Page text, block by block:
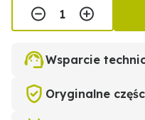
Wsparcie
Oryginalne